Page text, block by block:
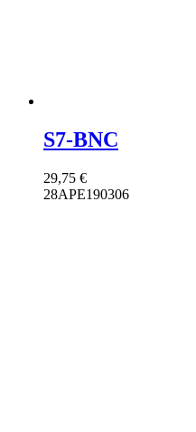
S7-BNC
29,75 €
28APE190306